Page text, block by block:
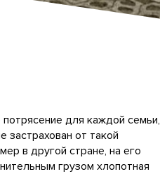
для каждой семьи,
застрахован от такой
в другой стране, на его
грузом хлопотная